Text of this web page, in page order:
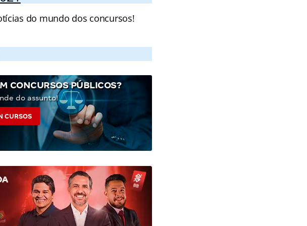
do mundo dos concursos!
CONCURSOS PÚBLICOS?
do assunto!
CURSOS